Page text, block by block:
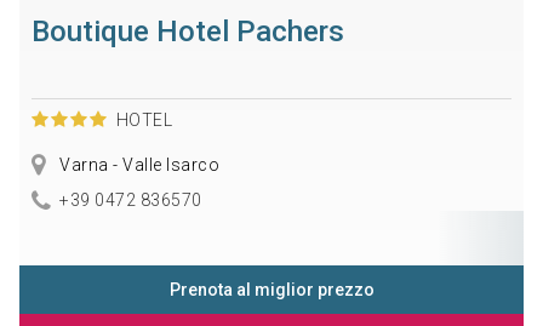
Boutique Hotel Pachers
HOTEL
Varna - Valle Isarco
+39 0472 836570
Prenota al miglior prezzo